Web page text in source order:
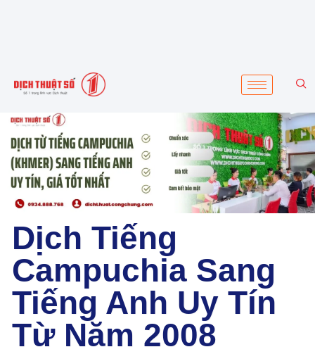
Dịch Tiếng
Campuchia Sang
Tiếng Anh Uy Tín
Từ Năm 2008